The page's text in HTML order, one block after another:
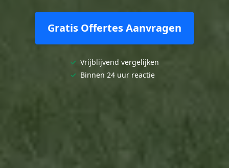
Gratis Offertes Aanvragen
✓ Vrijblijvend vergelijken
✓ Binnen 24 uur reactie